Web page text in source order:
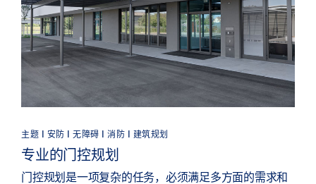
主题 | 安防 | 无障碍 | 消防 | 建筑规划
专业的门控规划
门控规划是一项复杂的任务，必须满足多方面的需求和